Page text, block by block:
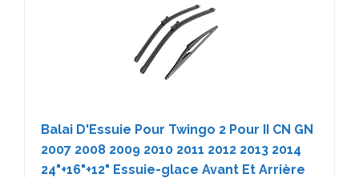
Balai D'Essuie Pour Twingo 2 Pour II CN GN
2007 2008 2009 2010 2011 2012 2013 2014
24"+16"+12" Essuie-glace Avant Et Arrière